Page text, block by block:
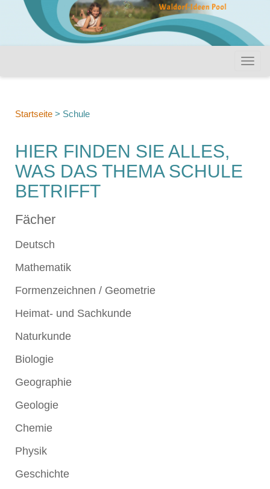
Startseite > Schule
HIER FINDEN SIE ALLES,
WAS DAS THEMA SCHULE
BETRIFFT
Fächer
Deutsch
Mathematik
Formenzeichnen / Geometrie
Heimat- und Sachkunde
Naturkunde
Biologie
Geographie
Geologie
Chemie
Physik
Geschichte